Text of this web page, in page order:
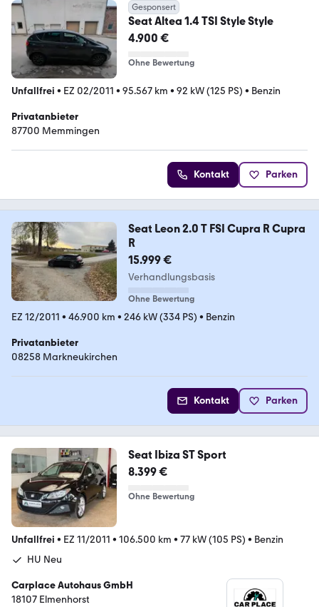
Gesponsert
Seat Altea 1.4 TSI Style Style
4.900 €
Ohne Bewertung
Unfallfrei • EZ 02/2011 • 95.567 km • 92 kW (125 PS) • Benzin
Privatanbieter
87700 Memmingen
Kontakt Parken
Seat Leon 2.0 T FSI Cupra R Cupra
R
15.999 €
Verhandlungsbasis
Ohne Bewertung
EZ 12/2011 • 46.900 km • 246 kW (334 PS) • Benzin
Privatanbieter
08258 Markneukirchen
Kontakt Parken
Seat Ibiza ST Sport
8.399 €
Ohne Bewertung
Unfallfrei • EZ 11/2011 • 106.500 km • 77 kW (105 PS) • Benzin
HU Neu
Carplace Autohaus GmbH
18107 Elmenhorst